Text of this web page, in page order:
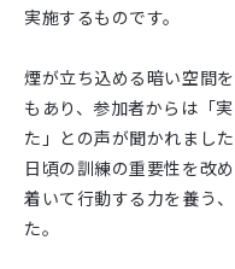
実施するものです。
煙が立ち込める暗い空間
もあり、参加者からは「
た」との声が聞かれました
日頃の訓練の重要性を改
着いて行動する力を養う
た。